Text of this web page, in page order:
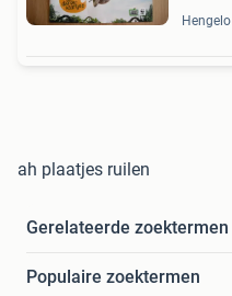
Hengelo
ah plaatjes ruilen
Gerelateerde zoektermen
Populaire zoektermen